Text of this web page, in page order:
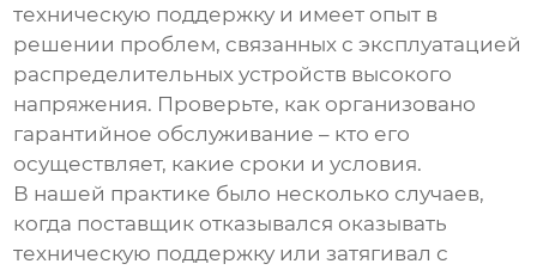
техническую поддержку и имеет опыт в
решении проблем, связанных с эксплуатацией
распределительных устройств высокого
напряжения. Проверьте, как организовано
гарантийное обслуживание – кто его
осуществляет, какие сроки и условия.
В нашей практике было несколько случаев,
когда поставщик отказывался оказывать
техническую поддержку или затягивал с